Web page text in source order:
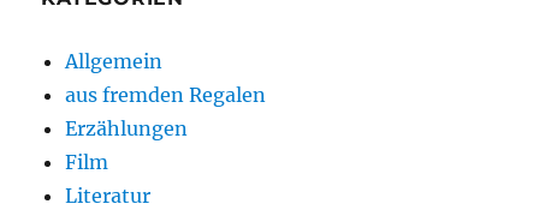
Allgemein
aus fremden Regalen
Erzählungen
Film
Literatur